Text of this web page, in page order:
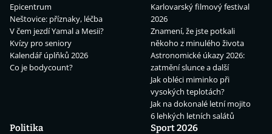
Epicentrum
Neštovice: příznaky, léčba
V čem jezdí Yamal a Mesii?
Kvízy pro seniory
Kalendář úplňků 2026
Co je bodycount?
Karlovarský filmový festival
2026
Znamení, že jste potkali
někoho z minulého života
Astronomické úkazy 2026:
zatmění slunce a další
Jak obléci miminko při
vysokých teplotách?
Jak na dokonalé letní mojito
6 lehkých letních salátů
Politika
Sport 2026